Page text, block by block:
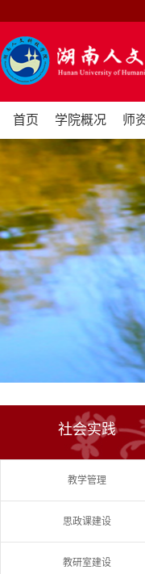
首页 学院概况 师
社会实践
教学管理
思政课建设
教研室建设